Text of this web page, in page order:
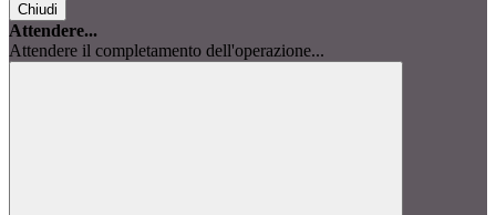
Chiudi
Attendere...
Attendere il completamento dell'operazione...